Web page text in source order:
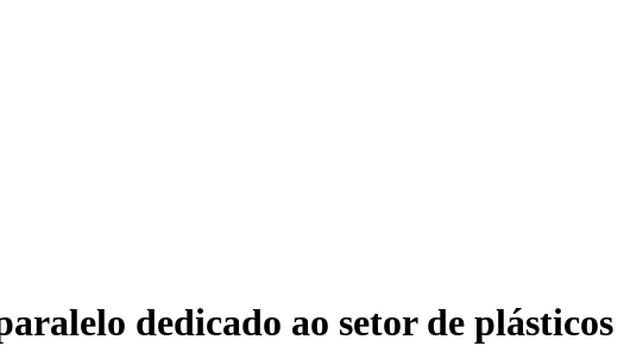
dedicado ao setor de plásticos